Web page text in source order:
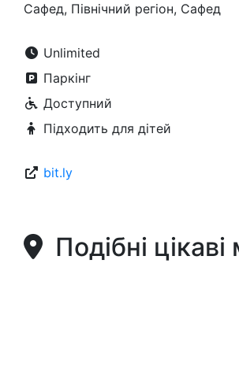
Сафед, Північний регіон, Сафед
Unlimited
Паркінг
Доступний
Підходить для дітей
bit.ly
Подібні цікаві